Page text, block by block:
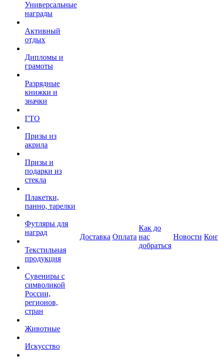
Универсальные
награды
Активный
отдых
Дипломы и
грамоты
Разрядные
книжки и
значки
ГТО
Призы из
акрила
Призы и
подарки из
стекла
Плакетки,
панно, тарелки
Футляры для
наград
Текстильная
продукция
Сувениры с
символикой
России,
регионов,
стран
Животные
Искусство
Доставка Оплата
Как до
нас
добраться
Новости